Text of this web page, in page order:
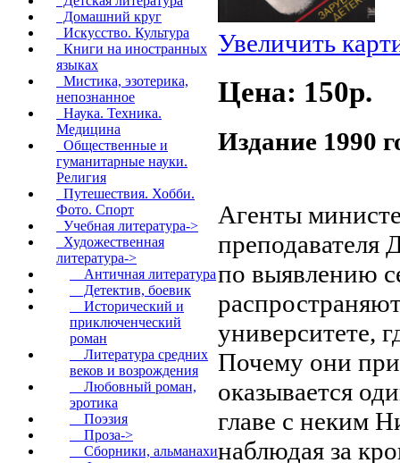
Домашний круг
Искусство. Культура
Книги на иностранных
языках
Мистика, эзотерика,
непознанное
Наука. Техника.
Медицина
Общественные и
гуманитарные науки.
Религия
Путешествия. Хобби.
Фото. Спорт
Учебная литература->
Художественная
литература->
Античная литература
Детектив, боевик
Исторический и
приключенческий
роман
Литература средних
веков и возрождения
Любовный роман,
эротика
Поэзия
Проза->
Сборники, альманахи
Увеличить
Цена: 150p.
Издание 1990
Агенты
преподавателя
по выявлению
университете,
Почему они
оказывается
главе с неким
наблюдая за